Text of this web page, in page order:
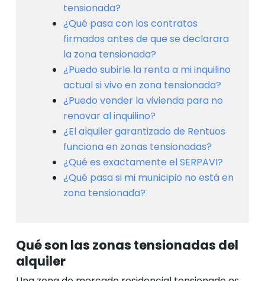
tensionada?
¿Qué pasa con los contratos
firmados antes de que se declarara
la zona tensionada?
¿Puedo subirle la renta a mi inquilino
actual si vivo en zona tensionada?
¿Puedo vender la vivienda para no
renovar al inquilino?
¿El alquiler garantizado de Rentuos
funciona en zonas tensionadas?
¿Qué es exactamente el SERPAVI?
¿Qué pasa si mi municipio no está en
zona tensionada?
Qué son las zonas tensionadas del
alquiler